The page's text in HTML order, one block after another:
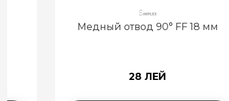
Медный отвод 90° FF 18 мм